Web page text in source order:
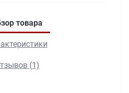
товара
(1)